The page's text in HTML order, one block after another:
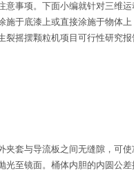
事项。下面小编就针对三维
于底漆上或直接涂施于物体
摇摆颗粒机项目可行性研究
套与导流板之间无缝隙，可
至镜面。桶体内胆的内圆公